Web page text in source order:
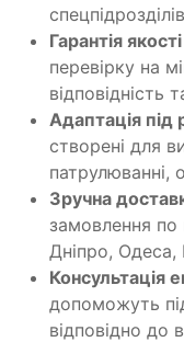
Гарантія якості
перевірку на
відповідність
Адаптація під
створені для
патрулюванні,
Зручна
замовлення по
Дніпро, Одеса,
Консультація
допоможуть
відповідно до